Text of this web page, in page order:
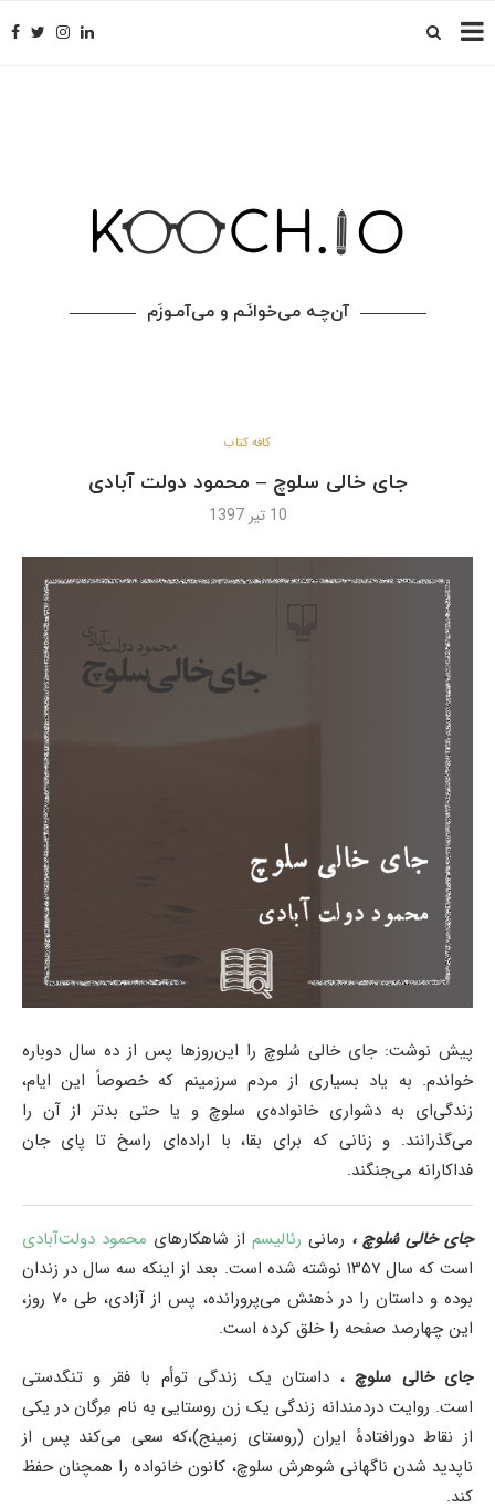
آن‌چـه می‌خوانَـم و می‌آمـوزَم
کافه کتاب
جای خالی سلوچ – محمود دولت آبادی
10 تیر 1397
پیش نوشت: جای خالی سُلوچ را این‌روزها پس از ده سال دوباره
خواندم. به یاد بسیاری از مردم سرزمینم که خصوصاً این ایام،
زندگی‌ای به دشواری خانواده‌ی سلوچ و یا حتی بدتر از آن را
می‌گذرانند. و زنانی که برای بقا، با اراده‌ای راسخ تا پای جان
فداکارانه می‌جنگند.
جای خالی سُلوچ ، رمانی رئالیسم از شاهکارهای محمود دولت‌آبادی
است که سال ۱۳۵۷ نوشته شده است. بعد از اینکه سه سال در زندان
بوده و داستان را در ذهنش می‌پرورانده، پس از آزادی، طی ۷۰ روز،
این چهارصد صفحه را خلق کرده است.
جای خالی سلوچ، داستان یک زندگی توأم با فقر و تنگدستی
است. روایت دردمندانه زندگی یک زن روستایی به نام مِرگان در یکی
از نقاط دورافتادهٔ ایران (روستای زمینج)،که سعی می‌کند پس از
ناپدید شدن ناگهانی شوهرش سلوچ، کانون خانواده را همچنان حفظ
کند.